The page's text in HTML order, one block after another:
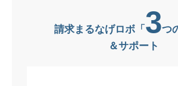
請求まるなげロボ「 3つ
＆サポート